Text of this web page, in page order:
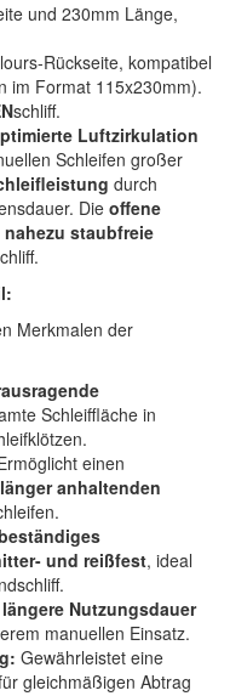
und 230mm Länge,
Rückseite, kompatibel
im Format 115x230mm).
schliff.
Luftzirkulation
Schleifen großer
durch
Die offene
nahezu staubfreie
Merkmalen der
Schleiffläche in
einen
anhaltenden
und reißfest, ideal
längere Nutzungsdauer
manuellen Einsatz.
Gewährleistet eine
gleichmäßigen Abtrag